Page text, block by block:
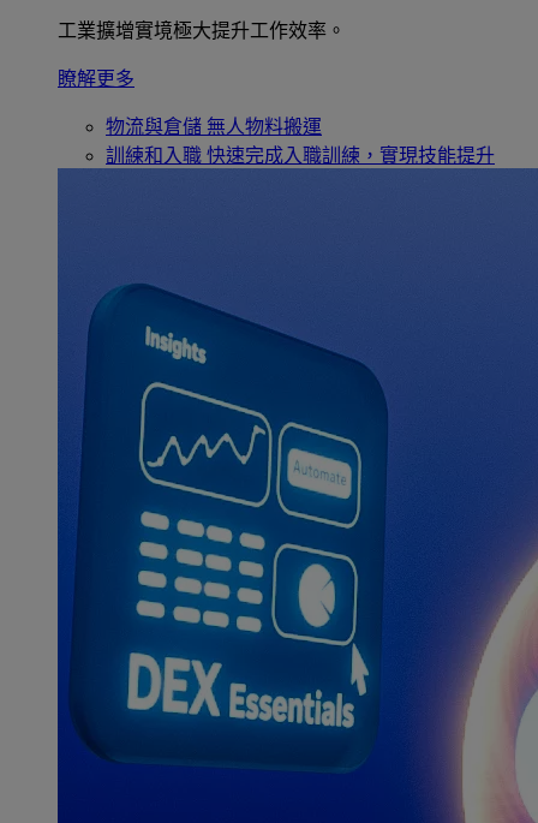
工業擴增實境極大提升工作效率。
瞭解更多
物流與倉儲 無人物料搬運
訓練和入職 快速完成入職訓練，實現技能提升